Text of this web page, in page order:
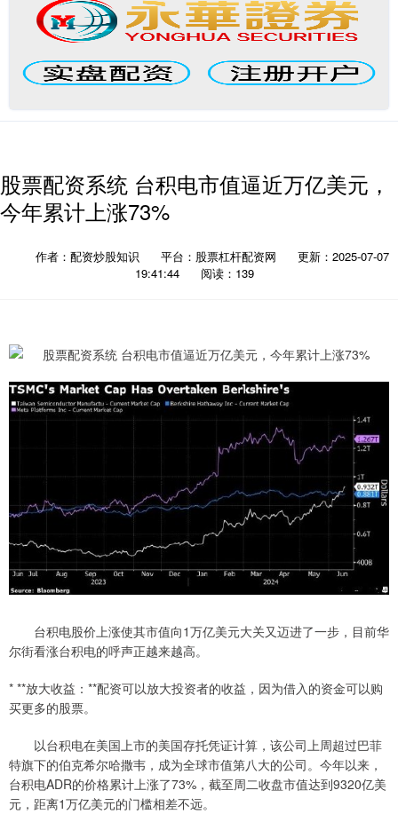
股票配资系统 台积电市值逼近万亿美元，
今年累计上涨73%
作者：配资炒股知识 平台：股票杠杆配资网
更新：2025-07-07
19:41:44
阅读：139
台积电股价上涨使其市值向1万亿美元大关又迈进了一步，目前华
尔街看涨台积电的呼声正越来越高。
* **放大收益：**配资可以放大投资者的收益，因为借入的资金可以购
买更多的股票。
以台积电在美国上市的美国存托凭证计算，该公司上周超过巴菲
特旗下的伯克希尔哈撒韦，成为全球市值第八大的公司。今年以来，
台积电ADR的价格累计上涨了73%，截至周二收盘市值达到9320亿美
元，距离1万亿美元的门槛相差不远。